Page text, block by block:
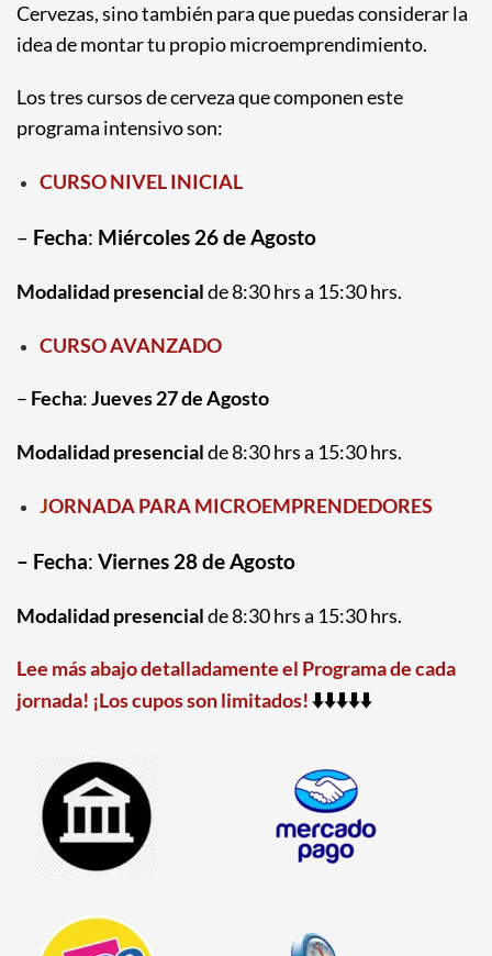
Cervezas, sino también para que puedas considerar la
idea de montar tu propio microemprendimiento.
Los tres cursos de cerveza que componen este
programa intensivo son:
CURSO NIVEL INICIAL
– Fecha: Miércoles 26 de Agosto
Modalidad presencialde 8:30 hrs a 15:30 hrs.
CURSO AVANZADO
– Fecha:Jueves 27 de Agosto
Modalidad presencialde 8:30 hrs a 15:30 hrs.
JORNADA PARA MICROEMPRENDEDORES
– Fecha: Viernes 28 de Agosto
Modalidad presencialde 8:30 hrs a 15:30 hrs.
Lee más abajo detalladamente el Programa de cada
jornada! ¡Los cupos son limitados!⬇️⬇️⬇️⬇️⬇️